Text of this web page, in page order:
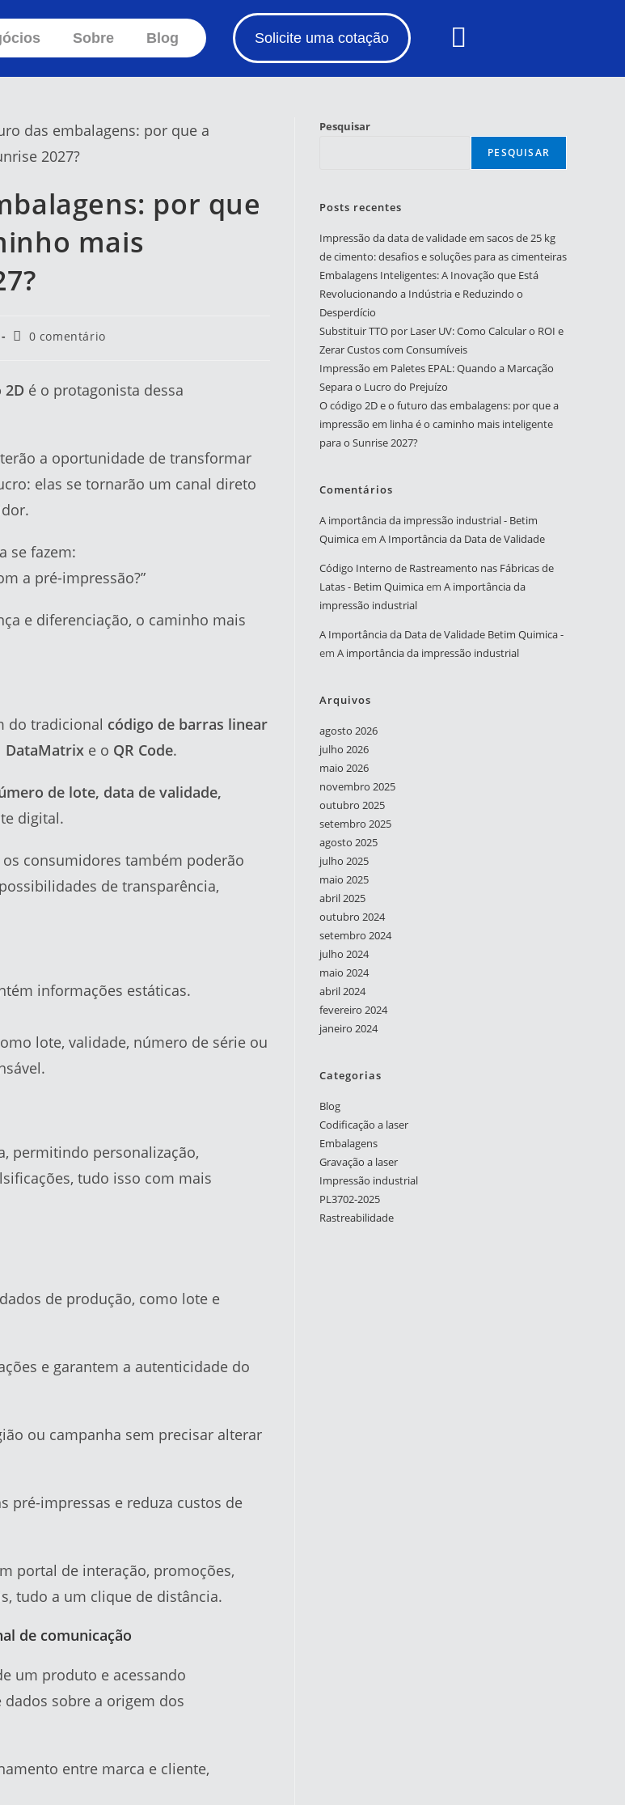
Sobre Blog Solicite uma cotação
por que
mais
0 comentário
2D é o protagonista dessa
a oportunidade de transformar
elas se tornarão um canal direto
se fazem:
a pré-impressão?”
e diferenciação, o caminho mais
do tradicional código de barras linear
DataMatrix e o QR Code.
de lote, data de validade,
digital.
consumidores também poderão
de transparência,
informações estáticas.
lote, validade, número de série ou
permitindo personalização,
tudo isso com mais
de produção, como lote e
e garantem a autenticidade do
ou campanha sem precisar alterar
pré-impressas e reduza custos de
portal de interação, promoções,
tudo a um clique de distância.
de comunicação
um produto e acessando
sobre a origem dos
entre marca e cliente,
Pesquisar
PESQUISAR
Posts recentes
Impressão da data de validade em sacos de 25 kg
de cimento: desafios e soluções para as cimenteiras
Embalagens Inteligentes: A Inovação que Está
Revolucionando a Indústria e Reduzindo o
Desperdício
Substituir TTO por Laser UV: Como Calcular o ROI e
Zerar Custos com Consumíveis
Impressão em Paletes EPAL: Quando a Marcação
Separa o Lucro do Prejuízo
O código 2D e o futuro das embalagens: por que a
impressão em linha é o caminho mais inteligente
para o Sunrise 2027?
Comentários
A importância da impressão industrial - Betim
Quimicaem A Importância da Data de Validade
Código Interno de Rastreamento nas Fábricas de
Latas - Betim Quimicaem A importância da
impressão industrial
A Importância da Data de Validade Betim Quimica -
em A importância da impressão industrial
Arquivos
agosto 2026
julho 2026
maio 2026
novembro 2025
outubro 2025
setembro 2025
agosto 2025
julho 2025
maio 2025
abril 2025
outubro 2024
setembro 2024
julho 2024
maio 2024
abril 2024
fevereiro 2024
janeiro 2024
Categorias
Blog
Codificação a laser
Embalagens
Gravação a laser
Impressão industrial
PL3702-2025
Rastreabilidade